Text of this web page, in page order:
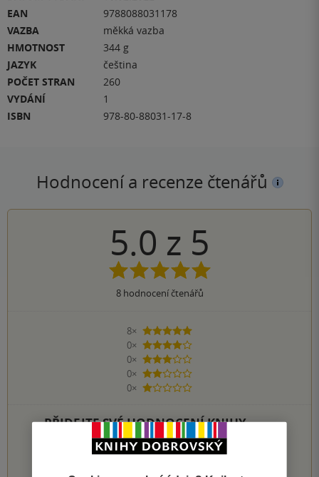
EAN
9788088031178
VAZBA
měkká vazba
HMOTNOST
344 g
JAZYK
čeština
POČET STRAN
260
VYDÁNÍ
1
ISBN
978-80-88031-17-8
Hodnocení a recenze čtenářů
5.0 z 5
8hodnocení čtenářů
8×
5 hvězdiček
0×
4 hvězdičky
0×
3 hvězdičky
0×
2 hvězdičky
0×
1 hvezdička
PŘIDEJTE SVÉ HODNOCENÍ KNIHY
Hodnocení našich knihkupců: 0.0 z 5